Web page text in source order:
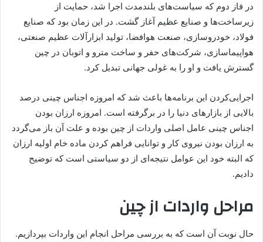
در فاز دوم که سیاست‌های بلندمدت اجرا شد، حمایت از
زیرساخت‌ها و صنایع عظیم آغاز گشت. در این زمان بود که صنایع
فولاد، خودروسازی، صنعت هوافضا، تولید ابزارآلات عظیم صنعتی،
هواپیماسازی، شرکت‌های حفر و ساخت مترو و اتوبان در چین
گسترش یافت و او را به غولی جهانی تبدیل کرد.
اجرایی‌کردن این برنامه‌ها باعث شد که امروزه اجناس چینی درصد
بالایی از بازارهای دنیا را در برگرفته است. امروزه ارزان بودن
اجناس چینی عامل اصلی واردات از چین بوده و علت آن باز می‌گردد
به ارزان بودن نیروی کار و توانایی فراهم کردن ماده خام اولیه ارزان
که البته خود این عوامل نتیجه‌ای از دو سیاستی است که توضیح
دادیم.
مراحل واردات از چین
حال نوبت آن است که به بررسی مراحل انجام این واردات بپردازیم.